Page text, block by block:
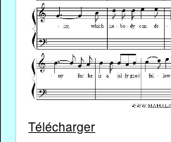
Télécharger